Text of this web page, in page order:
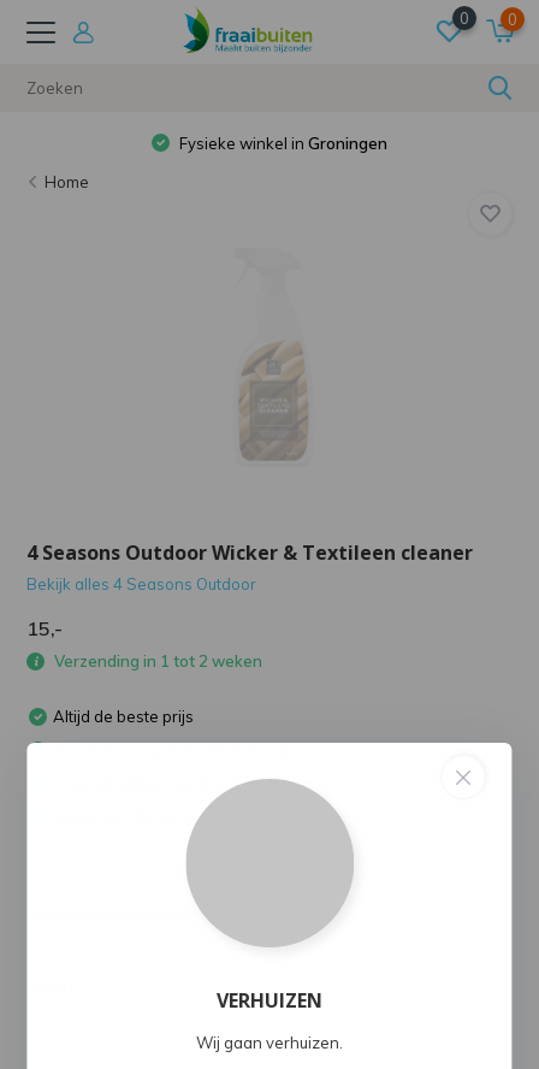
0 0
Fysieke winkel inGroningen
Home
4 Seasons Outdoor Wicker & Textileen cleaner
Bekijk alles 4 Seasons Outdoor
15,-
Verzending in 1 tot 2 weken
Altijd de beste prijs
Snelle levering in heel Nederland
Altijd 14 dagen niet goed, geld terug
Standaard 5 jaar garantie*
VERHUIZEN
Wij gaan verhuizen.